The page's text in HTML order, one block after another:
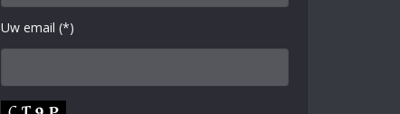
Uw email (*)